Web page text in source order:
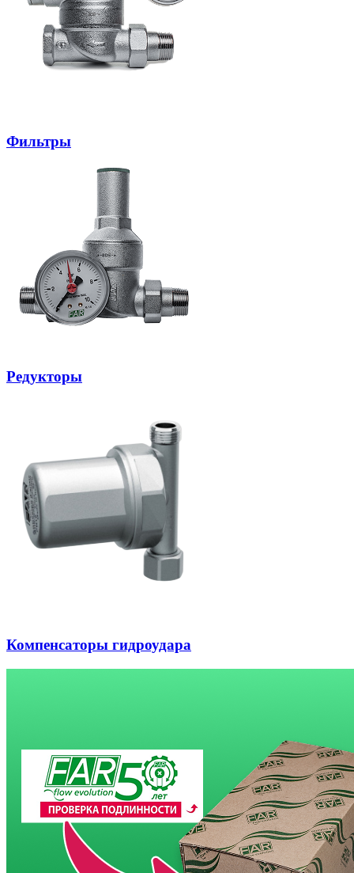
Фильтры
Редукторы
Компенсаторы гидроудара